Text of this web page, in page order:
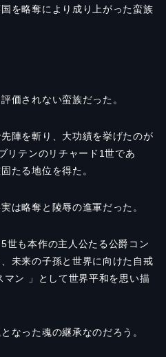
を略奪により成り上がった蛮族
価されない蛮族だった。
陣を斬り、大功績を挙げたのが
リテンのリチャード1世であ
たる地位を得た。
は略奪と陵辱の進軍だった。
世も本作の主人公たる公爵コン
未来の子孫と世界に向けた自戒
マン
」として世界平和を思い描
なった魂の継承なのだろう。